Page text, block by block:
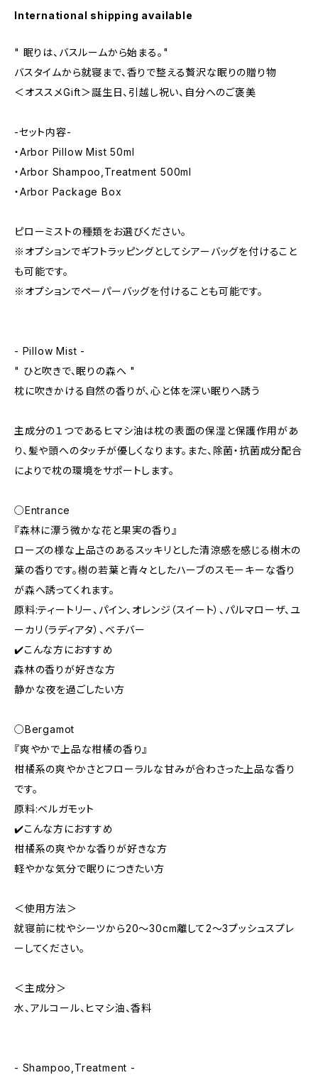
International shipping available
" 眠りは、バスルームから始まる。"
バスタイムから就寝まで、香りで整える贅沢な眠りの贈り物
＜オススメGift＞誕生日、引越し祝い、自分へのご褒美
-セット内容-
・Arbor Pillow Mist 50ml
・Arbor Shampoo,Treatment 500ml
・Arbor Package Box
ピローミストの種類をお選びください。
※オプションでギフトラッピングとしてシアーバッグを付けること
も可能です。
※オプションでペーパーバッグを付けることも可能です。
- Pillow Mist -
" ひと吹きで、眠りの森へ "
枕に吹きかける自然の香りが、心と体を深い眠りへ誘う
主成分の１つであるヒマシ油は枕の表面の保湿と保護作用があ
り、髪や頭へのタッチが優しくなります。また、除菌・抗菌成分配合
によりで枕の環境をサポートします。
○Entrance
『森林に漂う微かな花と果実の香り』
ローズの様な上品さのあるスッキリとした清涼感を感じる樹木の
葉の香りです。樹の若葉と青々としたハーブのスモーキーな香り
が森へ誘ってくれます。
原料:ティートリー、パイン、オレンジ（スイート）、パルマローザ、ユ
ーカリ（ラディアタ）、ベチバー
✔️こんな方におすすめ
森林の香りが好きな方
静かな夜を過ごしたい方
○Bergamot
『爽やかで上品な柑橘の香り』
柑橘系の爽やかさとフローラルな甘みが合わさった上品な香り
です。
原料:ベルガモット
✔️こんな方におすすめ
柑橘系の爽やかな香りが好きな方
軽やかな気分で眠りにつきたい方
＜使用方法＞
就寝前に枕やシーツから20〜30cm離して2〜3プッシュスプレ
ーしてください。
＜主成分＞
水、アルコール、ヒマシ油、香料
- Shampoo,Treatment -